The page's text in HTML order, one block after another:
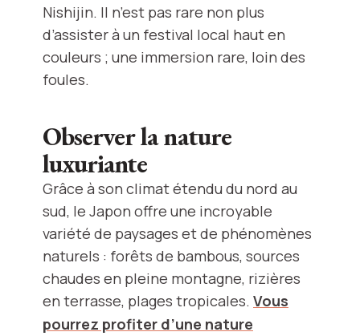
Nishijin. Il n’est pas rare non plus
d’assister à un festival local haut en
couleurs ; une immersion rare, loin des
foules.
Observer la nature
luxuriante
Grâce à son climat étendu du nord au
sud, le Japon offre une incroyable
variété de paysages et de phénomènes
naturels : forêts de bambous, sources
chaudes en pleine montagne, rizières
en terrasse, plages tropicales. Vous
pourrez profiter d’une nature